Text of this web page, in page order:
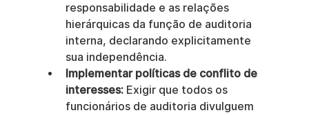
responsabilidade e as relações
hierárquicas da função de auditoria
interna, declarando explicitamente
sua independência.
Implementar políticas de conflito de
interesses: Exigir que todos os
funcionários de auditoria divulguem